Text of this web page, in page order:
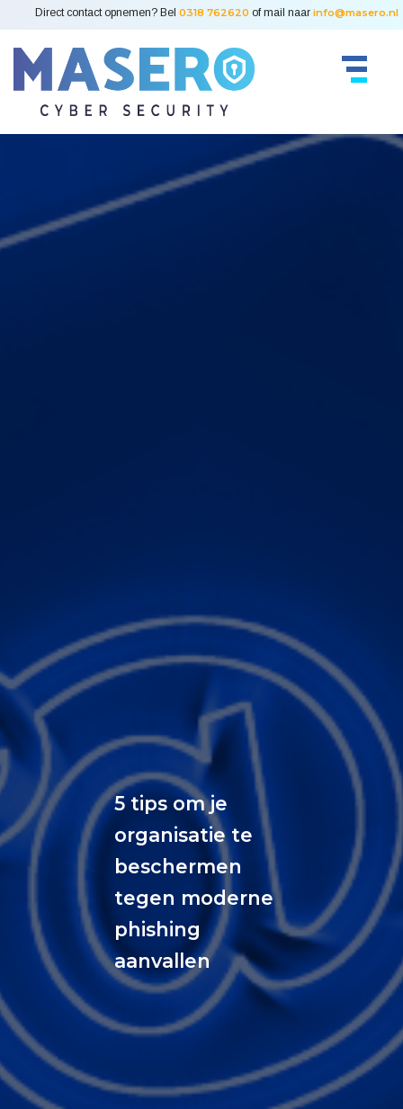
Direct contact opnemen? Bel 0318 762620 of mail naar info@masero.nl
5 tips om je
organisatie te
beschermen
tegen moderne
phishing
aanvallen